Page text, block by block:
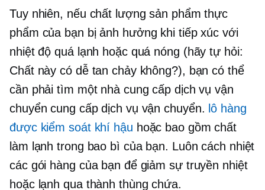
Tuy nhiên, nếu chất lượng sản phẩm thực
phẩm của bạn bị ảnh hưởng khi tiếp xúc với
nhiệt độ quá lạnh hoặc quá nóng (hãy tự hỏi:
Chất này có dễ tan chảy không?), bạn có thể
cần phải tìm một nhà cung cấp dịch vụ vận
chuyển cung cấp dịch vụ vận chuyển. lô hàng
được kiểm soát khí hậu hoặc bao gồm chất
làm lạnh trong bao bì của bạn. Luôn cách nhiệt
các gói hàng của bạn để giảm sự truyền nhiệt
hoặc lạnh qua thành thùng chứa.